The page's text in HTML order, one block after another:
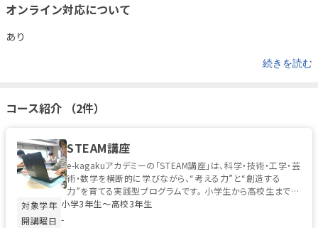
オンライン対応について
あり
続きを読む
コース紹介 （2件）
STEAM講座
e-kagakuアカデミーの「STEAM講座」は、科学・技術・工学・芸
術・数学を横断的に学びながら、“考える力”と“創造する
力”を育てる実践型プログラムです。 小学生から高校生までを
対象に...
対象学年 小学3年生〜高校3年生
開講曜日 -